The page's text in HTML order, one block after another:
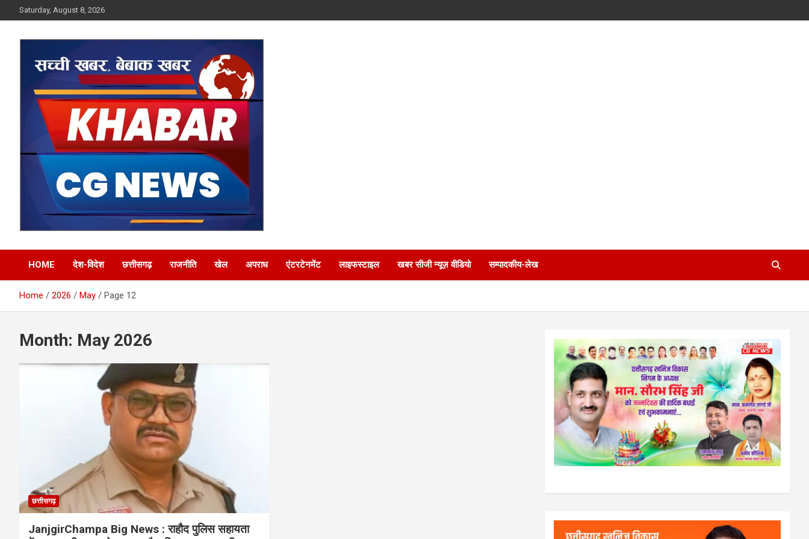
to
Saturday, August 8, 2026
Khabar CG News
HOME देश-विदेश छत्तीसगढ़ राजनीति खेल अपराध एंटरटेनमेंट लाइफस्टाइल खबर सीजी न्यूज़ वीडियो सम्पादकीय-लेख
Home 2026 May Page 12
Month: May 2026
छत्तीसगढ़
JanjgirChampa Big News : राहौद पुलिस सहायता